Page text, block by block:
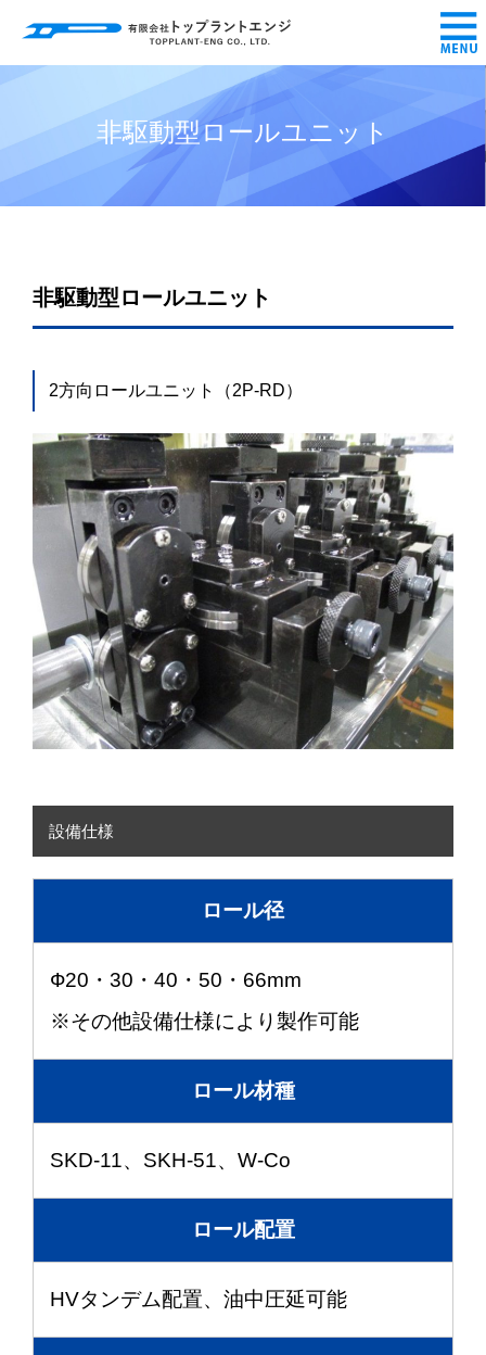
非駆動型ロールユニット
非駆動型ロールユニット
2方向ロールユニット（2P-RD）
設備仕様
ロール径
Ф20・30・40・50・66mm
※その他設備仕様により製作可能
ロール材種
SKD-11、SKH-51、W-Co
ロール配置
HVタンデム配置、油中圧延可能